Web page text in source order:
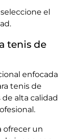
el
tenis de
enfocada
tenis de
de alta calidad
ofrecer un